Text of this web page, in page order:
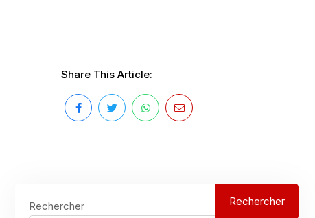
Share This Article:
Rechercher Rechercher